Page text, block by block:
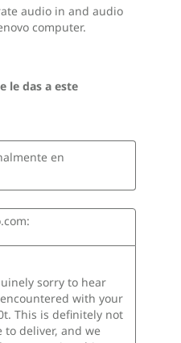
discreta (dTPM)
del chasis
del chasis
Intel vPro®
de intrusión
inteligente